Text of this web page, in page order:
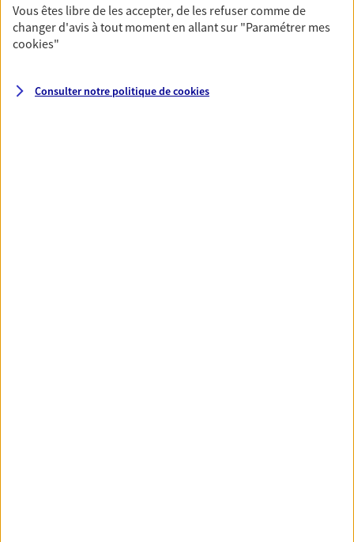
Découvrir l'offre Retraite
Pour un avenir serein, assurez-vous avec notre
contrat prévoyance. Préservez vos proches en cas
Vous êtes libre de les accepter, de les refuser comme de
changer d'avis à tout moment en allant sur "Paramétrer mes
cookies"
Consulter notre politique decookies